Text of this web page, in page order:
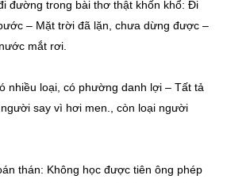
đường trong bài thơ thật khốn khổ: Đi
– Mặt trời đã lặn, chưa dừng được –
mắt rơi.
loại, có phường danh lợi – Tất tả
say vì hơi men., còn loại người
thán: Không học được tiên ông phép